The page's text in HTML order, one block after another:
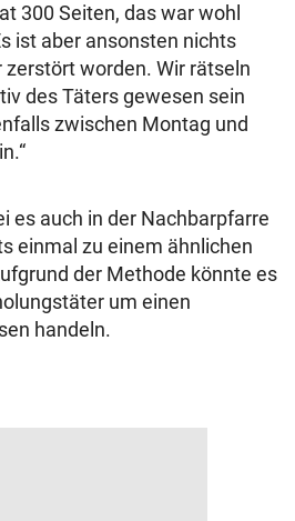
300 Seiten, das war wohl
ist aber ansonsten nichts
worden. Wir rätseln
des Täters gewesen sein
zwischen Montag und
es auch in der Nachbarpfarre
einmal zu einem ähnlichen
der Methode könnte es
um einen
handeln.